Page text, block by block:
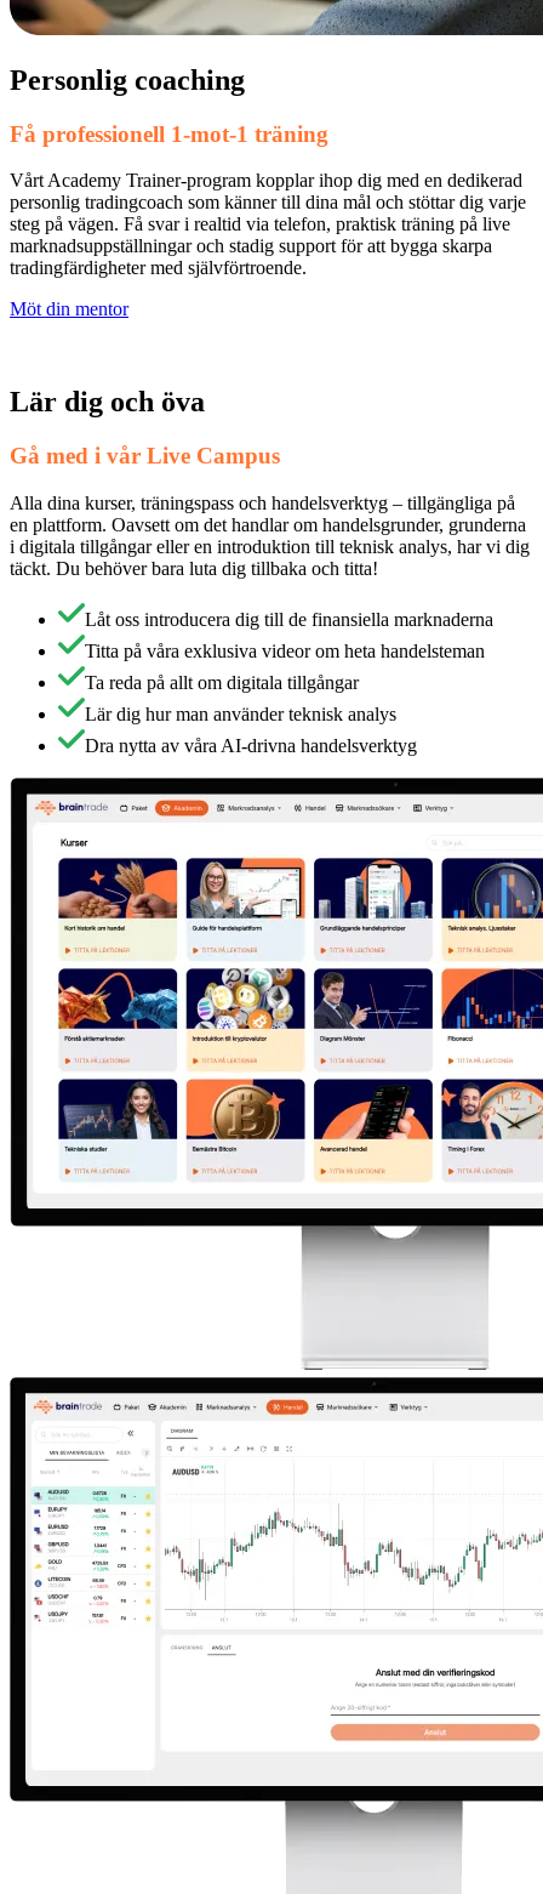
Personlig coaching
Få professionell 1-mot-1 träning
Vårt Academy Trainer-program kopplar ihop dig med en dedikerad
personlig tradingcoach som känner till dina mål och stöttar dig varje
steg på vägen. Få svar i realtid via telefon, praktisk träning på live
marknadsuppställningar och stadig support för att bygga skarpa
tradingfärdigheter med självförtroende.
Möt din mentor
Lär dig och öva
Gå med i vår Live Campus
Alla dina kurser, träningspass och handelsverktyg – tillgängliga på
en plattform. Oavsett om det handlar om handelsgrunder, grunderna
i digitala tillgångar eller en introduktion till teknisk analys, har vi dig
täckt. Du behöver bara luta dig tillbaka och titta!
Låt oss introducera dig till de finansiella marknaderna
Titta på våra exklusiva videor om heta handelsteman
Ta reda på allt om digitala tillgångar
Lär dig hur man använder teknisk analys
Dra nytta av våra AI-drivna handelsverktyg